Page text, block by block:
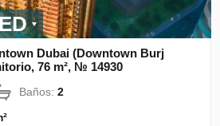
Dubai (Downtown Burj
76 m², № 14930
Baños:2